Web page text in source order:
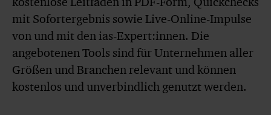
mit Sofortergebnis sowie Live-Online-Impulse
von und mit den ias-Expert:innen. Die
angebotenen Tools sind für Unternehmen aller
Größen und Branchen relevant und können
kostenlos und unverbindlich genutzt werden.